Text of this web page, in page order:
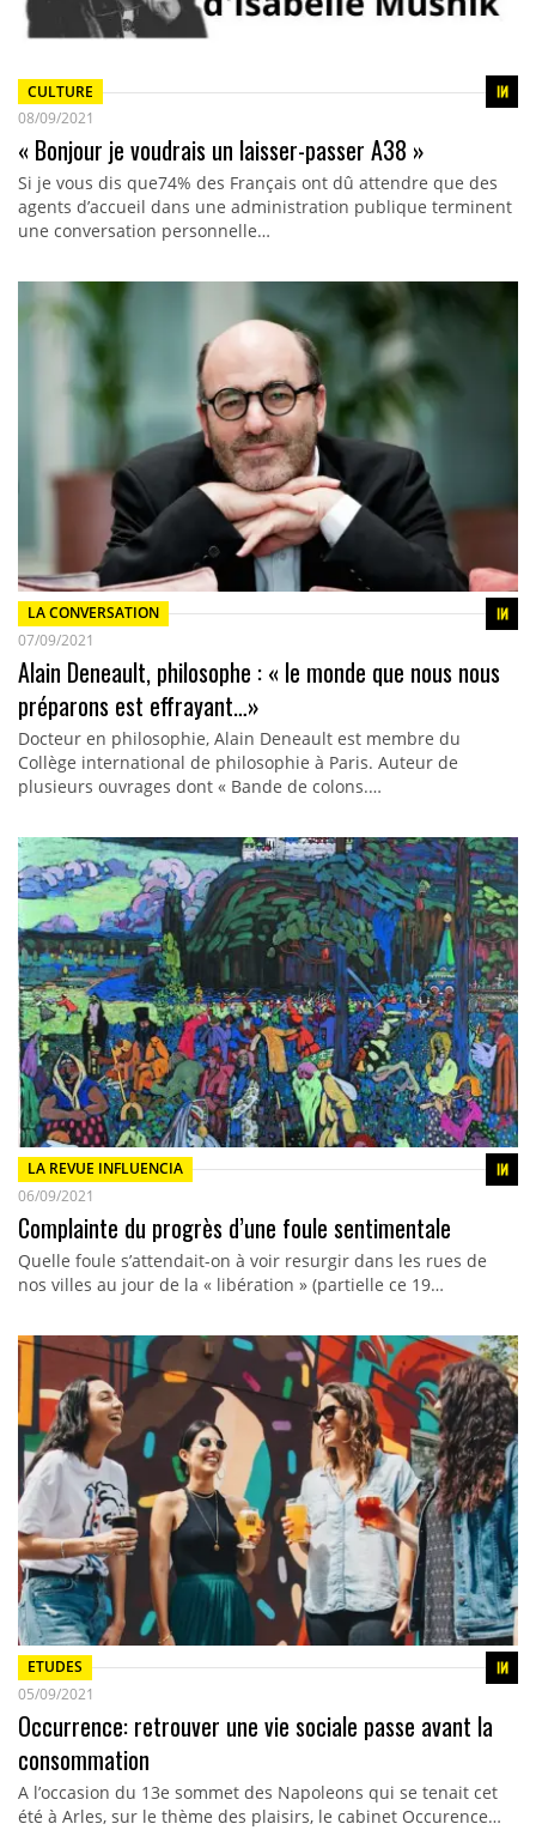
CULTURE
08/09/2021
« Bonjour je voudrais un laisser-passer A38 »
Si je vous dis que74% des Français ont dû attendre que des
agents d’accueil dans une administration publique terminent
une conversation personnelle…
LA CONVERSATION
07/09/2021
Alain Deneault, philosophe : « le monde que nous nous
préparons est effrayant…»
Docteur en philosophie, Alain Deneault est membre du
Collège international de philosophie à Paris. Auteur de
plusieurs ouvrages dont « Bande de colons.…
LA REVUE INFLUENCIA
06/09/2021
Complainte du progrès d’une foule sentimentale
Quelle foule s’attendait-on à voir resurgir dans les rues de
nos villes au jour de la « libération » (partielle ce 19…
ETUDES
05/09/2021
Occurrence: retrouver une vie sociale passe avant la
consommation
A l’occasion du 13e sommet des Napoleons qui se tenait cet
été à Arles, sur le thème des plaisirs, le cabinet Occurence…